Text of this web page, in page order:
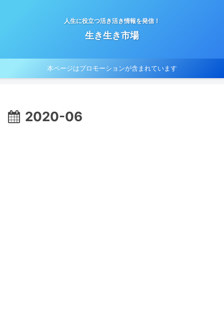
人生に役立つ活き活き情報を発信！
生き生き市場
本ページはプロモーションが含まれています
2020-06